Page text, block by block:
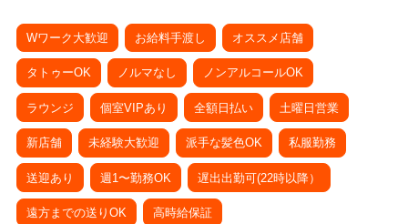
Wワーク大歓迎 お給料手渡し オススメ店舗
タトゥーOK ノルマなし ノンアルコールOK
ラウンジ 個室VIPあり 全額日払い 土曜日営業
新店舗 未経験大歓迎 派手な髪色OK 私服勤務
送迎あり 週1〜勤務OK 遅出出勤可(22時以降）
遠方までの送りOK 高時給保証